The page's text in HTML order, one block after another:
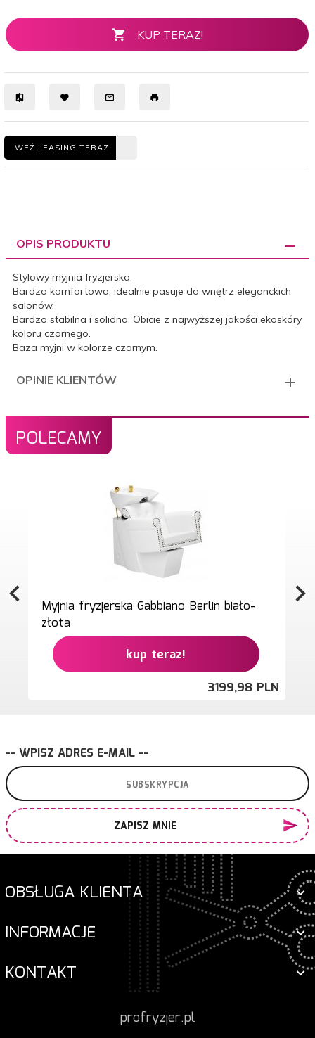
KUP TERAZ!
WEŹ LEASING TERAZ
OPIS PRODUKTU
Stylowy myjnia fryzjerska.
Bardzo komfortowa, idealnie pasuje do wnętrz eleganckich
salonów.
Bardzo stabilna i solidna. Obicie z najwyższej jakości ekoskóry
koloru czarnego.
Baza myjni w kolorze czarnym.
OPINIE KLIENTÓW
POLECAMY
Myjnia fryzjerska Gabbiano Berlin biało-
złota
kup teraz!
3199,98 PLN
-- WPISZ ADRES E-MAIL --
ZAPISZ MNIE
OBSŁUGA KLIENTA
INFORMACJE
KONTAKT
profryzjer.pl